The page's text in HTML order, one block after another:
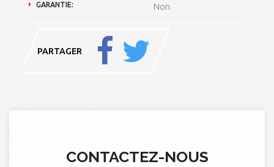
GARANTIE: Non
PARTAGER
CONTACTEZ-NOUS